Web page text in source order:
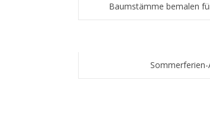
Baumstämme bemalen
Sommerferien-